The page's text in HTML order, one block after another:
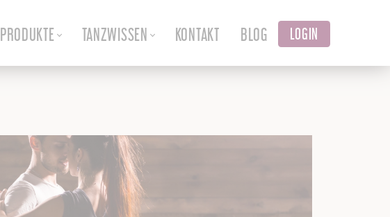
PRODUKTE TANZWISSEN KONTAKT BLOG LOGIN